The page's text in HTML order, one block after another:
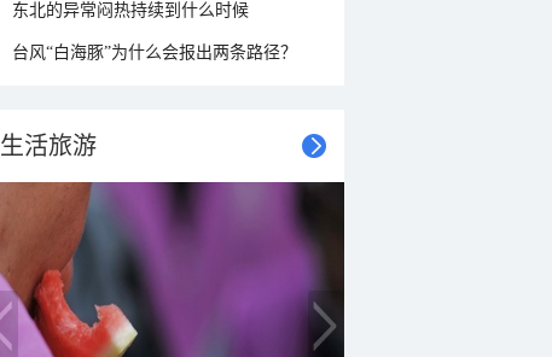
东北的异常闷热持续到什么时候
台风“白海豚”为什么会报出两条路径？
生活旅游